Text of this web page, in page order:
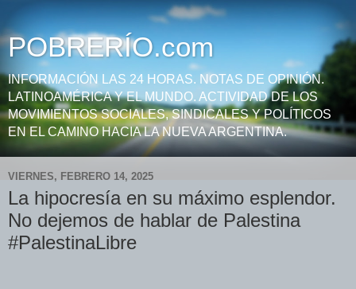
POBRERÍO.com
INFORMACIÓN LAS 24 HORAS. NOTAS DE OPINIÓN.
LATINOAMÉRICA Y EL MUNDO. ACTIVIDAD DE LOS
MOVIMIENTOS SOCIALES, SINDICALES Y POLÍTICOS
EN EL CAMINO HACIA LA NUEVA ARGENTINA.
VIERNES, FEBRERO 14, 2025
La hipocresía en su máximo esplendor.
No dejemos de hablar de Palestina
#PalestinaLibre